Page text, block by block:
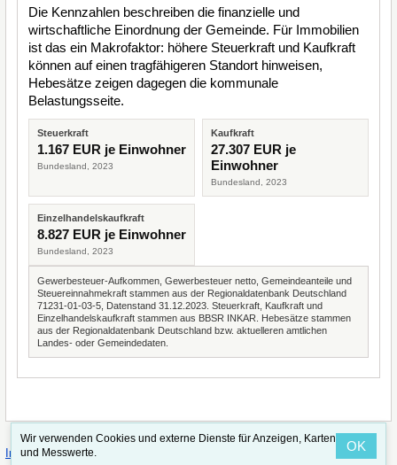
Die Kennzahlen beschreiben die finanzielle und
wirtschaftliche Einordnung der Gemeinde. Für Immobilien
ist das ein Makrofaktor: höhere Steuerkraft und Kaufkraft
können auf einen tragfähigeren Standort hinweisen,
Hebesätze zeigen dagegen die kommunale
Belastungsseite.
Steuerkraft
1.167 EUR je Einwohner
Bundesland, 2023
Kaufkraft
27.307 EUR je
Einwohner
Bundesland, 2023
Einzelhandelskaufkraft
8.827 EUR je Einwohner
Bundesland, 2023
Gewerbesteuer-Aufkommen, Gewerbesteuer netto, Gemeindeanteile und
Steuereinnahmekraft stammen aus der Regionaldatenbank Deutschland
71231-01-03-5, Datenstand 31.12.2023. Steuerkraft, Kaufkraft und
Einzelhandelskaufkraft stammen aus BBSR INKAR. Hebesätze stammen
aus der Regionaldatenbank Deutschland bzw. aktuelleren amtlichen
Landes- oder Gemeindedaten.
Impressum·Straßenindex
Wir verwenden Cookies und externe Dienste für Anzeigen, Karten
und Messwerte.
OK